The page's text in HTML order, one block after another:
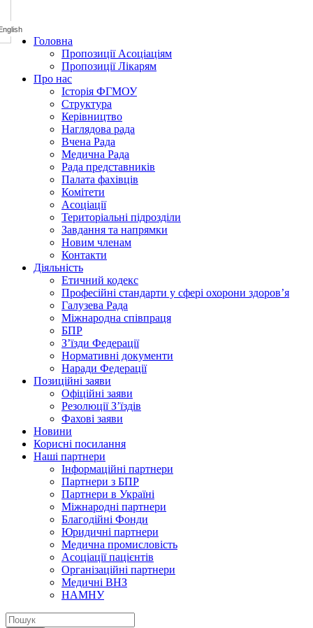
Головна
Пропозиції Асоціаціям
Пропозиції Лікарям
Про нас
Історія ФГМОУ
Структура
Керівництво
Наглядова рада
Вчена Рада
Медична Рада
Рада представників
Палата фахівців
Комітети
Асоціації
Територіальні підрозділи
Завдання та напрямки
Новим членам
Контакти
Діяльність
Етичний кодекс
Професійні стандарти у сфері охорони здоров’я
Галузева Рада
Міжнародна співпраця
БПР
З’їзди Федерації
Нормативні документи
Наради Федерації
Позиційні заяви
Офіційні заяви
Резолюції З’їздів
Фахові заяви
Новини
Корисні посилання
Наші партнери
Інформаційні партнери
Партнери з БПР
Партнери в Україні
Міжнародні партнери
Благодійні Фонди
Юридичні партнери
Медична промисловість
Асоціації пацієнтів
Організаційні партнери
Медичні ВНЗ
НАМНУ